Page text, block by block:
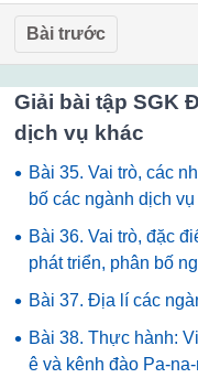
Bài trước
Giải bài tập SGK
dịch vụ khác
• Bài 35. Vai trò, các
bố các ngành dịch vụ
• Bài 36. Vai trò, đặc
phát triển, phân bố
• Bài 37. Địa lí các
• Bài 38. Thực hành:
ê và kênh đào Pa-